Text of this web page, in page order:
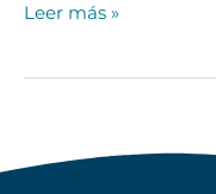
Leer más »